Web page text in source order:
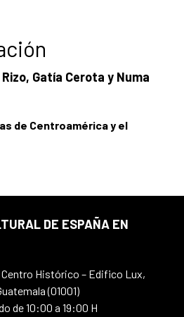
Gatía Cerota y Numa
de Centroamérica y el
DE ESPAÑA EN
Centro Histórico – Edifico Lux,
(01001)
de 10:00 a 19:00 H